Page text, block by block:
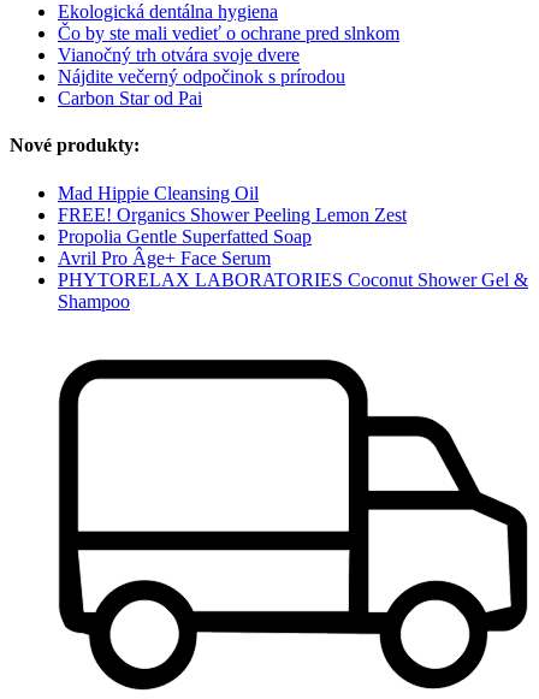
Ekologická dentálna hygiena
Čo by ste mali vedieť o ochrane pred slnkom
Vianočný trh otvára svoje dvere
Nájdite večerný odpočinok s prírodou
Carbon Star od Pai
Nové produkty:
Mad Hippie Cleansing Oil
FREE! Organics Shower Peeling Lemon Zest
Propolia Gentle Superfatted Soap
Avril Pro Âge+ Face Serum
PHYTORELAX LABORATORIES Coconut Shower Gel &
Shampoo